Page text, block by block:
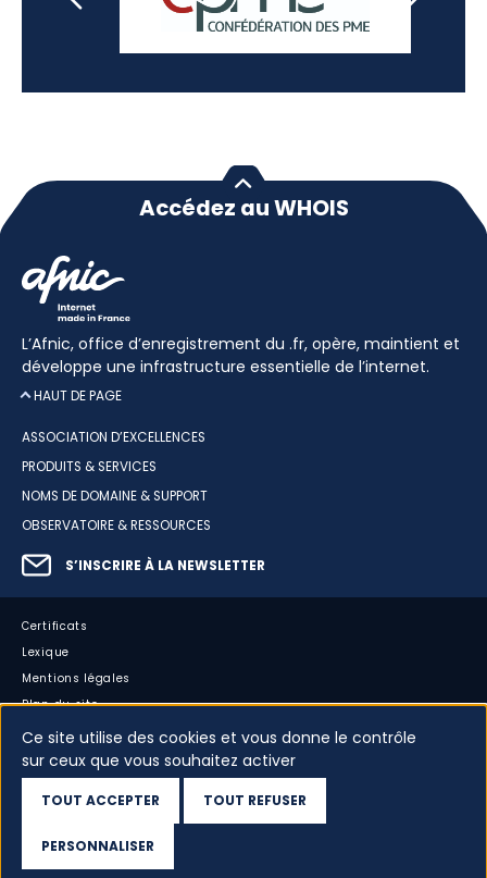
Accédez au WHOIS
L’Afnic, office d’enregistrement du .fr, opère, maintient et
développe une infrastructure essentielle de l’internet.
HAUT DE PAGE
ASSOCIATION D’EXCELLENCES
PRODUITS & SERVICES
NOMS DE DOMAINE & SUPPORT
OBSERVATOIRE & RESSOURCES
S’INSCRIRE À LA NEWSLETTER
Certificats
Lexique
Mentions légales
Plan du site
Accessibilité : partiellement conforme
Cookies
Vos données
Dispositif d’alerte
Ce site utilise des cookies et vous donne le contrôle
sur ceux que vous souhaitez activer
TOUT ACCEPTER TOUT REFUSER
PERSONNALISER